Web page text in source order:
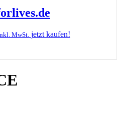
MwSt. jetzt kaufen!